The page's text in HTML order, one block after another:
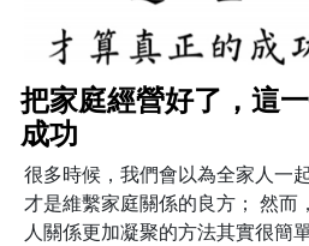
把家庭經營好了，這
成功
很多時候，我們會以為全家人一
才是維繫家庭關係的良方； 然而
人關係更加凝聚的方法其實很簡